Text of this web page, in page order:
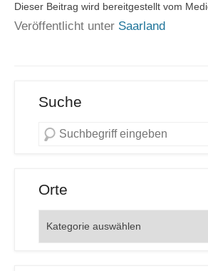
Dieser Beitrag wird bereitgestellt vom
Veröffentlicht unter Saarland
Suche
Orte